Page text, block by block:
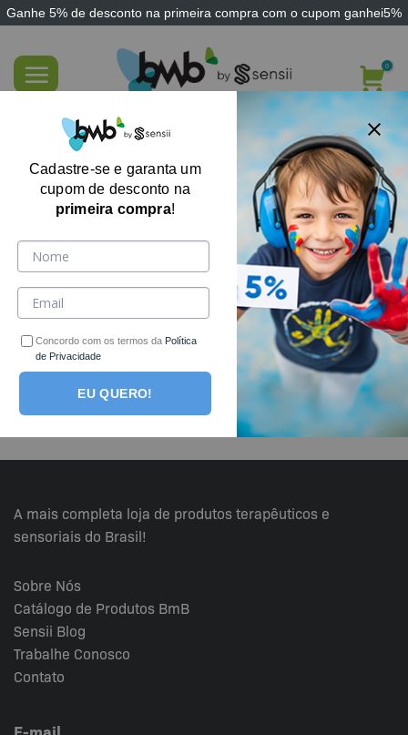
Ganhe 5% de desconto na primeira compra com o cupom ganhei5%
content
FILTRE AQUI
Nenhum produto foi encontrado para a sua seleção.
Receba ofertas, cupons e novidades por e-mail!
A mais completa loja de produtos terapêuticos e
sensoriais do Brasil!
Sobre Nós
Catálogo de Produtos BmB
Sensii Blog
Trabalhe Conosco
Contato
Cadastre-se e garanta um
cupom de desconto na
primeira compra!
Concordo com os termos da Política
de Privacidade
EU QUERO!